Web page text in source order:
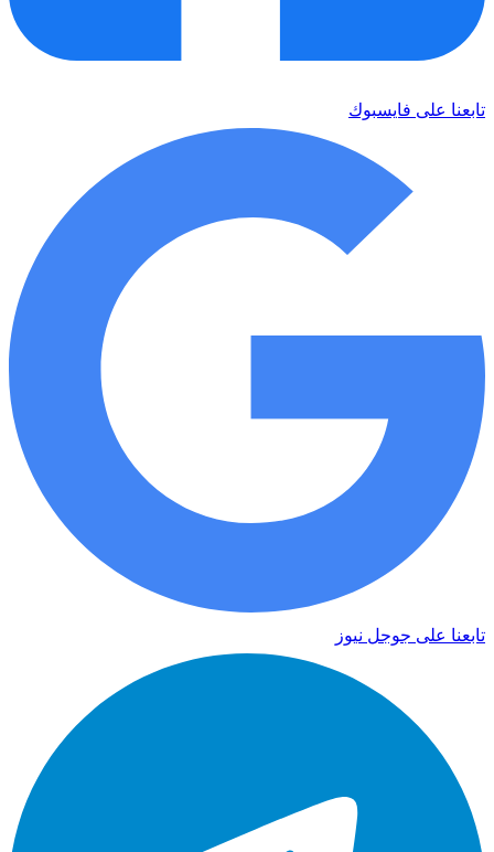
تابعنا على فايسبوك
تابعنا على جوجل نيوز